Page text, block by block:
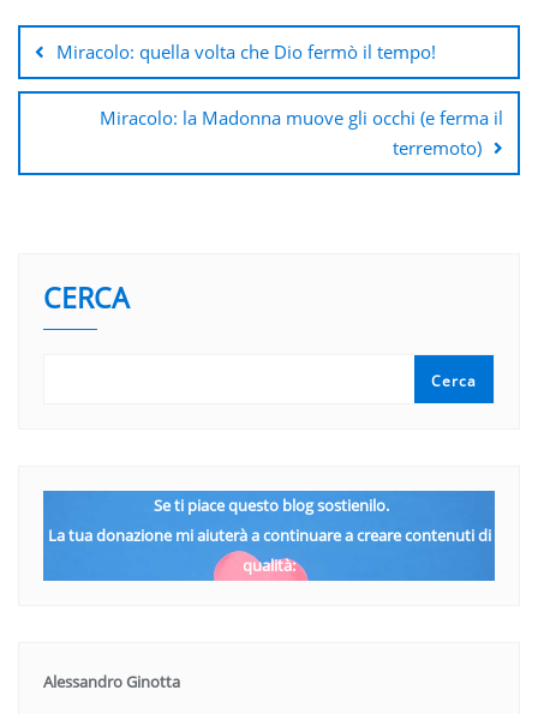
articoli
Miracolo: quella volta che Dio fermò il tempo!
Miracolo: la Madonna muove gli occhi (e ferma il
terremoto)
CERCA
Cerca
Se ti piace questo blog sostienilo.
La tua donazione mi aiuterà a continuare a creare contenuti di
qualità:
Alessandro Ginotta